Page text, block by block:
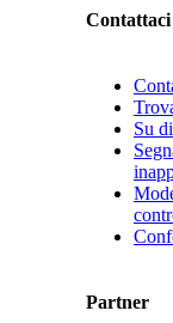
Contattaci
Su
Partner